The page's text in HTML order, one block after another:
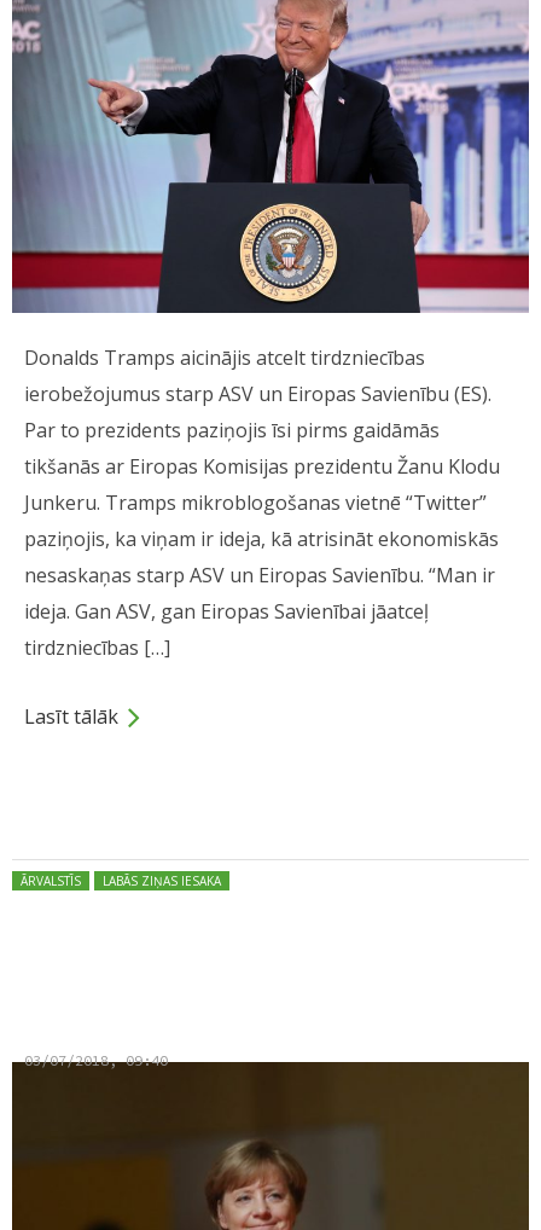
Donalds Tramps aicinājis atcelt tirdzniecības
ierobežojumus starp ASV un Eiropas Savienību (ES).
Par to prezidents paziņojis īsi pirms gaidāmās
tikšanās ar Eiropas Komisijas prezidentu Žanu Klodu
Junkeru. Tramps mikroblogošanas vietnē “Twitter”
paziņojis, ka viņam ir ideja, kā atrisināt ekonomiskās
nesaskaņas starp ASV un Eiropas Savienību. “Man ir
ideja. Gan ASV, gan Eiropas Savienībai jāatceļ
tirdzniecības […]
Lasīt tālāk
Posted in:
ĀRVALSTĪS LABĀS ZIŅAS IESAKA
03/07/2018, 09:40